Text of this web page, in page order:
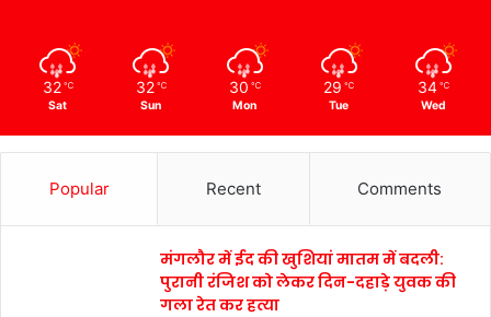
32 ℃
Sat
32 ℃
Sun
30 ℃
Mon
29 ℃
Tue
34 ℃
Wed
Popular Recent Comments
मंगलौर में ईद की खुशियां मातम में बदली:
पुरानी रंजिश को लेकर दिन-दहाड़े युवक की
गला रेत कर हत्या